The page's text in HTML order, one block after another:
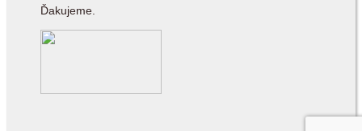
Ďakujeme.